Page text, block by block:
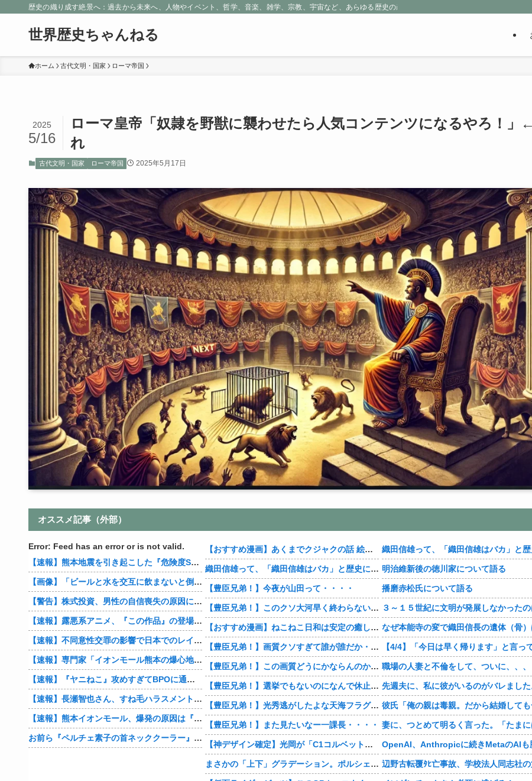
歴史の織り成す絶景へ：過去から未来へ、人物やイベント、哲学、音楽、雑学、宗教、宇宙など、あらゆる歴史の産物に包まれる魅惑の世界を探求しよう
世界歴史ちゃんねる
ホーム 古代文明・国家 ローマ帝国
ローマ皇帝「奴隷を野獣に襲わせたら人気コンテンツになるやろ！」
れ
2025
5/16
古代文明・国家 ローマ帝国 2025年5月17日
オススメ記事（外部）
Error: Feed has an error or is not valid.
【速報】熊本地震を引き起こした『危険度Sランク断層』日本のド真ん中に10カ所もあると判明
【画像】「ビールと水を交互に飲まないと倒れるグラス」発売
【警告】株式投資、男性の自信喪失の原因に… 6割超が「人生の敗者」自認
【速報】露悪系アニメ、『この作品』の登場で最盛期を迎えてしまう…
【速報】不同意性交罪の影響で日本でのレイプ認知件数爆増
【速報】専門家「イオンモール熊本の爆心地に”こんなもの”があったんだけど…」
【速報】『ヤニねこ』攻めすぎてBPOに通報される
【速報】長瀬智也さん、すね毛ハラスメントを謝罪「不快な思いをさせて申し訳ありませんでした」
【速報】熊本イオンモール、爆発の原因は『これ』の可能性
お前ら『ペルチェ素子の首ネッククーラー』使ったことあるか？
【おすすめ漫画】あくまでクジャクの話 絵が綺麗・・・・
織田信雄って、「織田信雄はバカ」と歴史に書かれているが今まで家が残っているんでバカではないよな？
【豊臣兄弟！】今夜が山田って・・・・
【豊臣兄弟！】このクソ大河早く終わらないかな・・・？
【おすすめ漫画】ねこねこ日和は安定の癒し・・・・
【豊臣兄弟！】画質クソすぎて誰が誰だか・・・？
【豊臣兄弟！】この画質どうにかならんのか・・・？
【豊臣兄弟！】選挙でもないのになんで休止・・・？
【豊臣兄弟！】光秀逃がしたよな天海フラグすぎる・・・・
【豊臣兄弟！】また見たいなー一課長・・・・
【神デザイン確定】光岡が「C1コルベット風」新型オープンカーの最新ティーザー画像を公開、マツダ・ロードスターの信頼性にレトロな外観がドッキング
まさかの「上下」グラデーション。ポルシェが豪州75周年を祝う特別モデル「911 Turbo S Land Down Under」を発表、1951年の「見果てぬ夢」が内外装に再現
明治維新後の徳川家について語る
播磨赤松氏について語る
職場の人妻と不倫をして、ついに、、、